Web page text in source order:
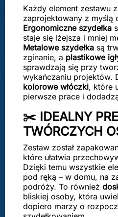
Każdy element zestawu
zaprojektowany z myślą
Ergonomiczne szydełka
staje się lżejsza i mniej
Metalowe szydełka są
zginanie, a plastikowe
sprawdzają się przy
wykańczaniu projektów.
kolorowe włóczki, które
pierwsze prace i
✂️ IDEALNY
TWÓRCZYCH
Zestaw został
które ułatwia
Dzięki temu wszystkie
pod ręką – w domu, na
podróży. To również
bliskiej osoby, która
dopiero marzy o